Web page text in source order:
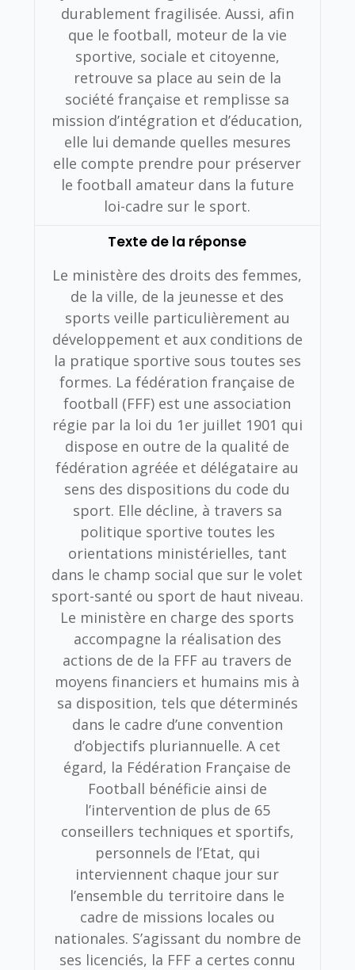
durablement fragilisée. Aussi, afin
que le football, moteur de la vie
sportive, sociale et citoyenne,
retrouve sa place au sein de la
société française et remplisse sa
mission d’intégration et d’éducation,
elle lui demande quelles mesures
elle compte prendre pour préserver
le football amateur dans la future
loi-cadre sur le sport.
Texte de la réponse
Le ministère des droits des femmes,
de la ville, de la jeunesse et des
sports veille particulièrement au
développement et aux conditions de
la pratique sportive sous toutes ses
formes. La fédération française de
football (FFF) est une association
régie par la loi du 1er juillet 1901 qui
dispose en outre de la qualité de
fédération agréée et délégataire au
sens des dispositions du code du
sport. Elle décline, à travers sa
politique sportive toutes les
orientations ministérielles, tant
dans le champ social que sur le volet
sport-santé ou sport de haut niveau.
Le ministère en charge des sports
accompagne la réalisation des
actions de de la FFF au travers de
moyens financiers et humains mis à
sa disposition, tels que déterminés
dans le cadre d’une convention
d’objectifs pluriannuelle. A cet
égard, la Fédération Française de
Football bénéficie ainsi de
l’intervention de plus de 65
conseillers techniques et sportifs,
personnels de l’Etat, qui
interviennent chaque jour sur
l’ensemble du territoire dans le
cadre de missions locales ou
nationales. S’agissant du nombre de
ses licenciés, la FFF a certes connu